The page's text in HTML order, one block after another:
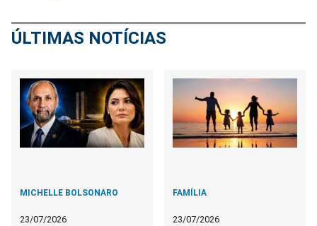
ÚLTIMAS NOTÍCIAS
MICHELLE BOLSONARO
23/07/2026
FAMÍLIA
23/07/2026